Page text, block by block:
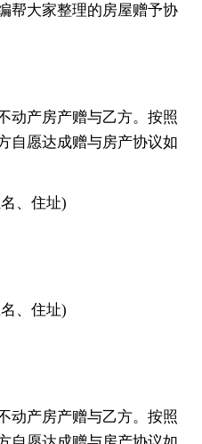
帮大家整理的房屋赠予协
动产房产赠与乙方。按照
自愿达成赠与房产协议如
、住址)
、住址)
动产房产赠与乙方。按照